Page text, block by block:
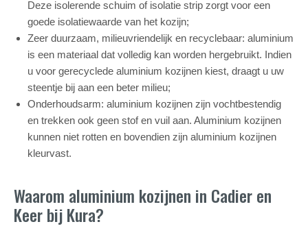
Deze isolerende schuim of isolatie strip zorgt voor een
goede isolatiewaarde van het kozijn;
Zeer duurzaam, milieuvriendelijk en recyclebaar: aluminium
is een materiaal dat volledig kan worden hergebruikt. Indien
u voor gerecyclede aluminium kozijnen kiest, draagt u uw
steentje bij aan een beter milieu;
Onderhoudsarm: aluminium kozijnen zijn vochtbestendig
en trekken ook geen stof en vuil aan. Aluminium kozijnen
kunnen niet rotten en bovendien zijn aluminium kozijnen
kleurvast.
Waarom aluminium kozijnen in Cadier en
Keer bij Kura?